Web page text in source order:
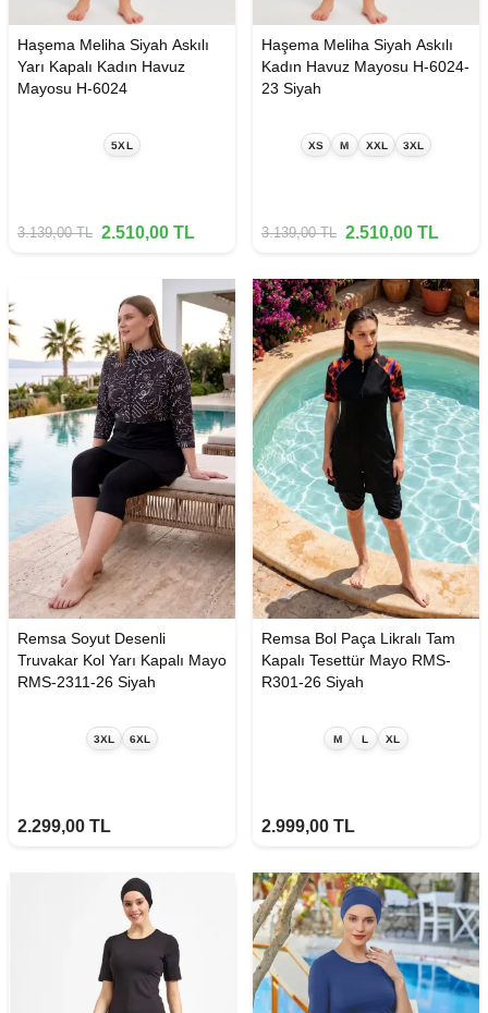
Haşema Meliha Siyah Askılı
Yarı Kapalı Kadın Havuz
Mayosu H-6024
5XL
3.139,00TL 2.510,00 TL
Haşema Meliha Siyah Askılı
Kadın Havuz Mayosu H-6024-
23 Siyah
XS M XXL 3XL
3.139,00TL 2.510,00 TL
Remsa Soyut Desenli
Truvakar Kol Yarı Kapalı Mayo
RMS-2311-26 Siyah
3XL 6XL
2.299,00 TL
Remsa Bol Paça Likralı Tam
Kapalı Tesettür Mayo RMS-
R301-26 Siyah
M L XL
2.999,00 TL